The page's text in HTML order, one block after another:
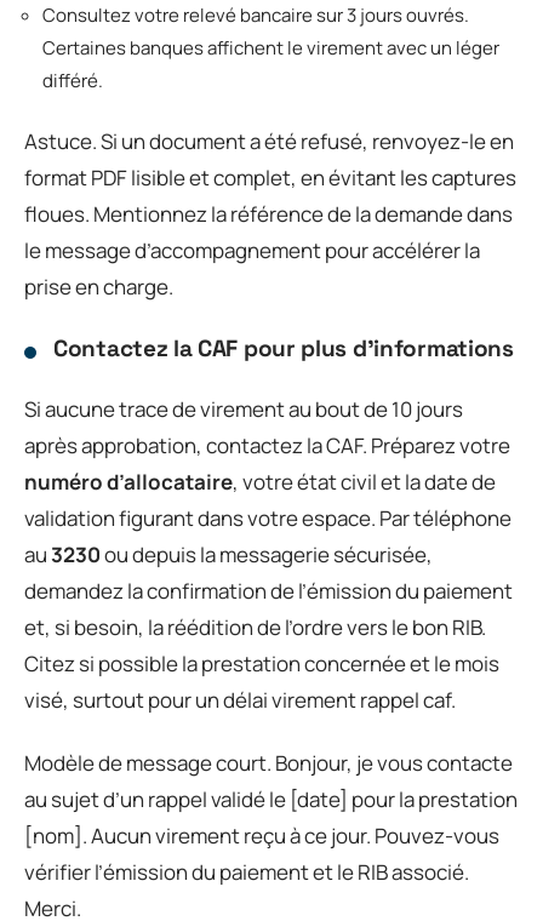
Consultez votre relevé bancaire sur 3 jours ouvrés.
Certaines banques affichent le virement avec un léger
différé.
Astuce. Si un document a été refusé, renvoyez-le en
format PDF lisible et complet, en évitant les captures
floues. Mentionnez la référence de la demande dans
le message d’accompagnement pour accélérer la
prise en charge.
Contactez la CAF pour plus d’informations
Si aucune trace de virement au bout de 10 jours
après approbation, contactez la CAF. Préparez votre
numéro d’allocataire, votre état civil et la date de
validation figurant dans votre espace. Par téléphone
au3230ou depuis la messagerie sécurisée,
demandez la confirmation de l’émission du paiement
et, si besoin, la réédition de l’ordre vers le bon RIB.
Citez si possible la prestation concernée et le mois
visé, surtout pour un délai virement rappel caf.
Modèle de message court. Bonjour, je vous contacte
au sujet d’un rappel validé le [date] pour la prestation
[nom]. Aucun virement reçu à ce jour. Pouvez-vous
vérifier l’émission du paiement et le RIB associé.
Merci.